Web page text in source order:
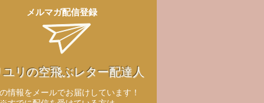
メルマガ配信登録
ユリの空飛ぶレター配達人
情報をメールでお届けしています！